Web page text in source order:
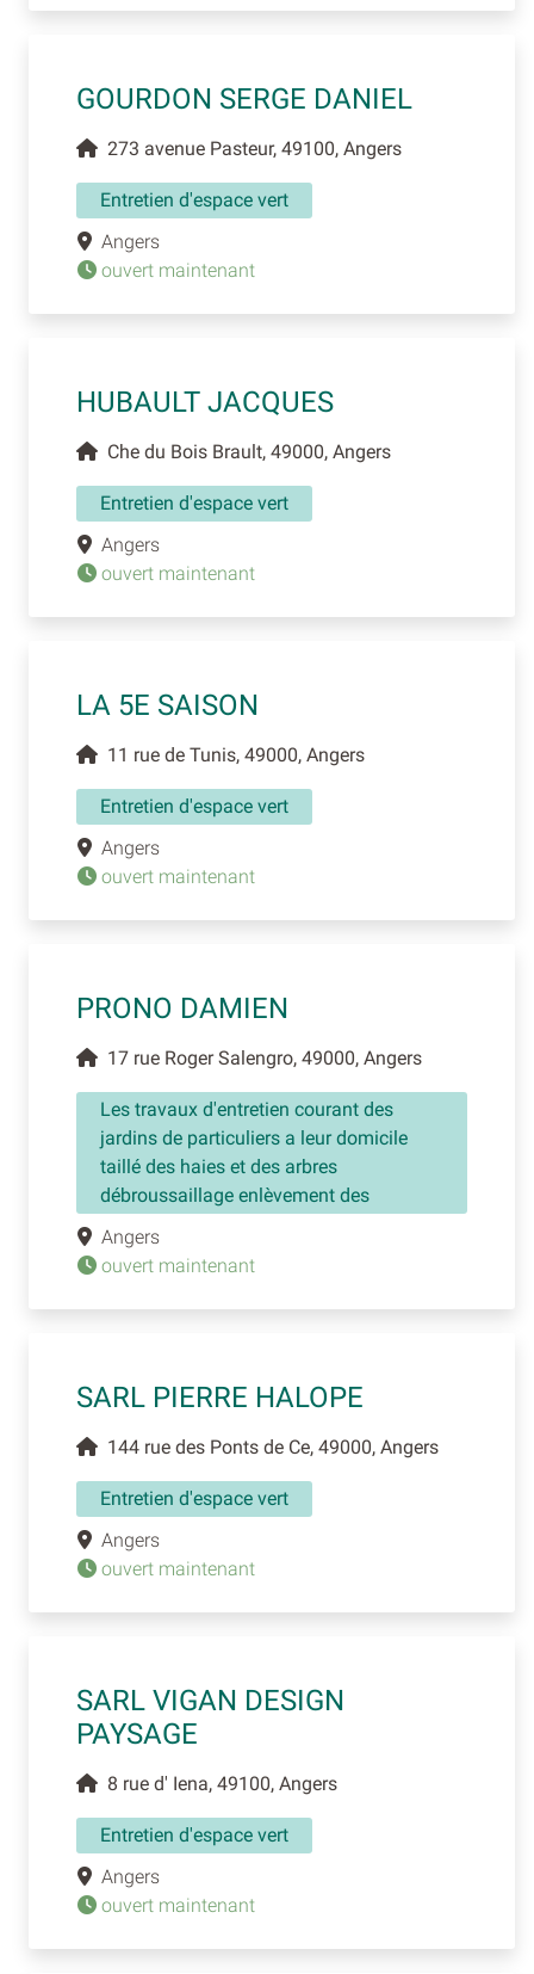
GOURDON SERGE DANIEL
273 avenue Pasteur, 49100, Angers
Entretien d'espace vert
Angers
ouvert maintenant
HUBAULT JACQUES
Che du Bois Brault, 49000, Angers
Entretien d'espace vert
Angers
ouvert maintenant
LA 5E SAISON
11 rue de Tunis, 49000, Angers
Entretien d'espace vert
Angers
ouvert maintenant
PRONO DAMIEN
17 rue Roger Salengro, 49000, Angers
Les travaux d'entretien courant des
jardins de particuliers a leur domicile
taillé des haies et des arbres
débroussaillage enlèvement des
Angers
ouvert maintenant
SARL PIERRE HALOPE
144 rue des Ponts de Ce, 49000, Angers
Entretien d'espace vert
Angers
ouvert maintenant
SARL VIGAN DESIGN
PAYSAGE
8 rue d' Iena, 49100, Angers
Entretien d'espace vert
Angers
ouvert maintenant